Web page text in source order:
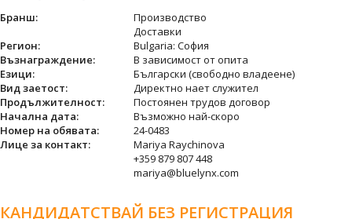
Бранш:
Производство
Доставки
Регион:
Bulgaria: София
Възнаграждение:
В зависимост от опита
Езици:
Български (свободно владеене)
Вид заетост:
Директно нает служител
Продължителност:
Постоянен трудов договор
Начална дата:
Възможно най-скоро
Номер на обявата:
24-0483
Лице за контакт:
Mariya Raychinova
+359 879 807 448
mariya@bluelynx.com
КАНДИДАТСТВАЙ БЕЗ РЕГИСТРАЦИЯ